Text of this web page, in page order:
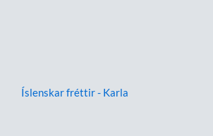
Íslenskar fréttir - Karla